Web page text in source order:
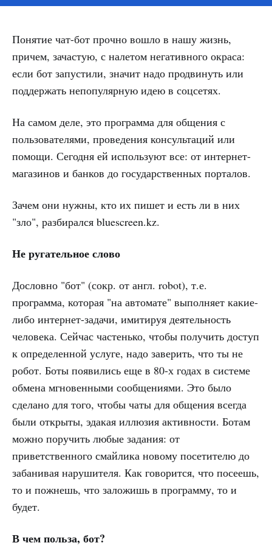
Понятие чат-бот прочно вошло в нашу жизнь,
причем, зачастую, с налетом негативного окраса:
если бот запустили, значит надо продвинуть или
поддержать непопулярную идею в соцсетях.
На самом деле, это программа для общения с
пользователями, проведения консультаций или
помощи. Сегодня ей используют все: от интернет-
магазинов и банков до государственных порталов.
Зачем они нужны, кто их пишет и есть ли в них
"зло", разбирался bluescreen.kz.
Не ругательное слово
Дословно "бот" (сокр. от англ. robot), т.е.
программа, которая "на автомате" выполняет какие-
либо интернет-задачи, имитируя деятельность
человека. Сейчас частенько, чтобы получить доступ
к определенной услуге, надо заверить, что ты не
робот. Боты появились еще в 80-х годах в системе
обмена мгновенными сообщениями. Это было
сделано для того, чтобы чаты для общения всегда
были открыты, эдакая иллюзия активности. Ботам
можно поручить любые задания: от
приветственного смайлика новому посетителю до
забанивая нарушителя. Как говорится, что посеешь,
то и пожнешь, что заложишь в программу, то и
будет.
В чем польза, бот?